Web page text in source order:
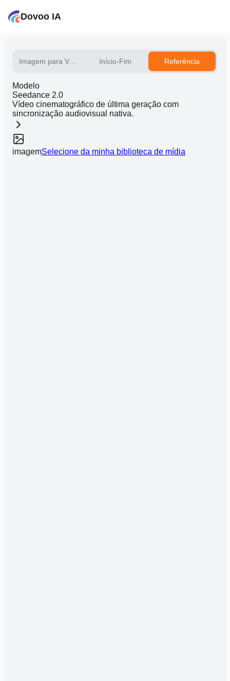
Dovoo IA
Início-Fim Referência
Modelo
Seedance 2.0
Vídeo cinematográfico de última geração com
sincronização audiovisual nativa.
imagemSelecione da minha biblioteca de mídia